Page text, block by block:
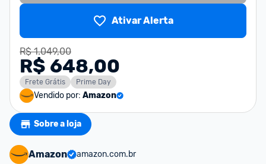
Ativar Alerta
R$ 1.049,00
R$ 648,00
Frete Grátis Prime Day
Vendido por: Amazon
Sobre a loja
Amazon
amazon.com.br